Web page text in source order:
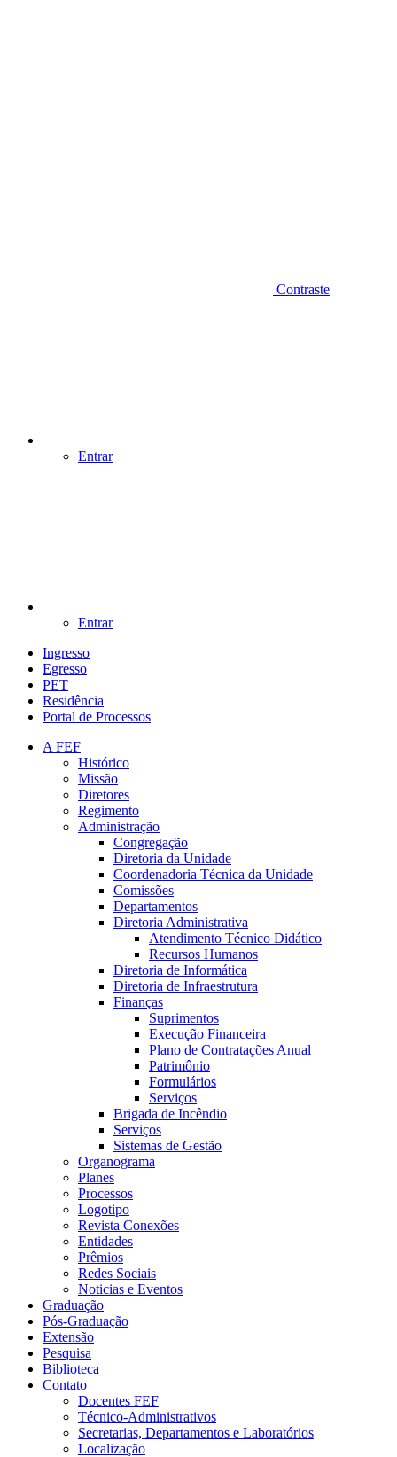
Contraste
Entrar
Entrar
Ingresso
Egresso
PET
Residência
Portal de Processos
A FEF
Histórico
Missão
Diretores
Regimento
Administração
Congregação
Diretoria da Unidade
Coordenadoria Técnica da Unidade
Comissões
Departamentos
Diretoria Administrativa
Atendimento Técnico Didático
Recursos Humanos
Diretoria de Informática
Diretoria de Infraestrutura
Finanças
Suprimentos
Execução Financeira
Plano de Contratações Anual
Patrimônio
Formulários
Serviços
Brigada de Incêndio
Serviços
Sistemas de Gestão
Organograma
Planes
Processos
Logotipo
Revista Conexões
Entidades
Prêmios
Redes Sociais
Noticias e Eventos
Graduação
Pós-Graduação
Extensão
Pesquisa
Biblioteca
Contato
Docentes FEF
Técnico-Administrativos
Secretarias, Departamentos e Laboratórios
Localização